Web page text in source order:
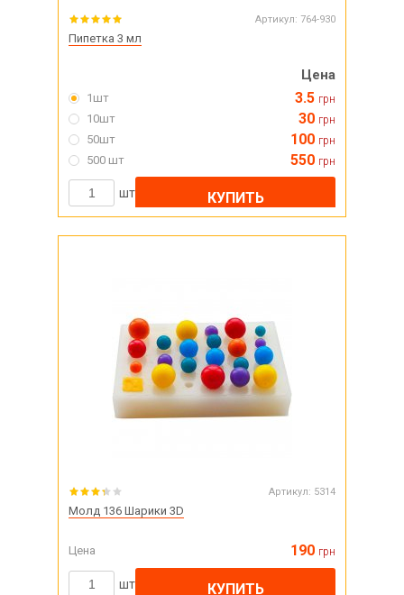
Артикул: 764-930
Пипетка 3 мл
Цена
1шт 3.5 грн
10шт 30 грн
50шт 100 грн
500 шт 550 грн
шт КУПИТЬ
Артикул: 5314
Молд 136 Шарики 3D
Цена 190 грн
шт КУПИТЬ